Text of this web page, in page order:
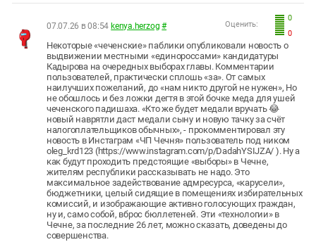
0
0
Оценить:
07.07.26 в 08:54 kenya.herzog #
Некоторые «чеченские» паблики опубликовали новость о
выдвижении местными «единороссами» кандидатуры
Кадырова на очередных выборах главы. Комментарии
пользователей, практически сплошь «за». От самых
наилучших пожеланий, до «нам никто другой не нужен», Но
не обошлось и без ложки дегтя в этой бочке меда для ушей
чеченского падишаха. «Кто же будет медали вручать 😂
новый наврятли даст медали сыну и новую тачку за счёт
налогоплательщиков обычных», - прокомментировал эту
новость в Инстаграм «ЧП Чечня» пользователь под ником
oleg_krd123 (https://www.instagram.com/p/DadahYSIJZA/ ). Ну а
как будут проходить предстоящие «выборы» в Чечне,
жителям республики рассказывать не надо. Это
максимальное задействование адмресурса, «карусели»,
бюджетники, целый сидящие в помещениях избирательных
комиссий, и изображающие активно голосующих граждан,
ну и, само собой, вброс бюллетеней. Эти «технологии» в
Чечне, за последние 26 лет, можно сказать, доведены до
совершенства.